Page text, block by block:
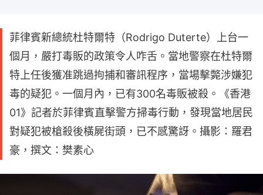
菲律賓新總統杜特爾特（Rodrigo Duterte）上台一
個月，嚴打毒販的政策令人咋舌。當地警察在杜特爾
特上任後獲准跳過拘捕和審訊程序，當場擊斃涉嫌犯
毒的疑犯。一個月內，已有300名毒販被殺。《香港
01》記者於菲律賓直擊警方掃毒行動，發現當地居民
對疑犯被槍殺後橫屍街頭，已不感驚訝。攝影：羅君
豪，撰文：樊素心